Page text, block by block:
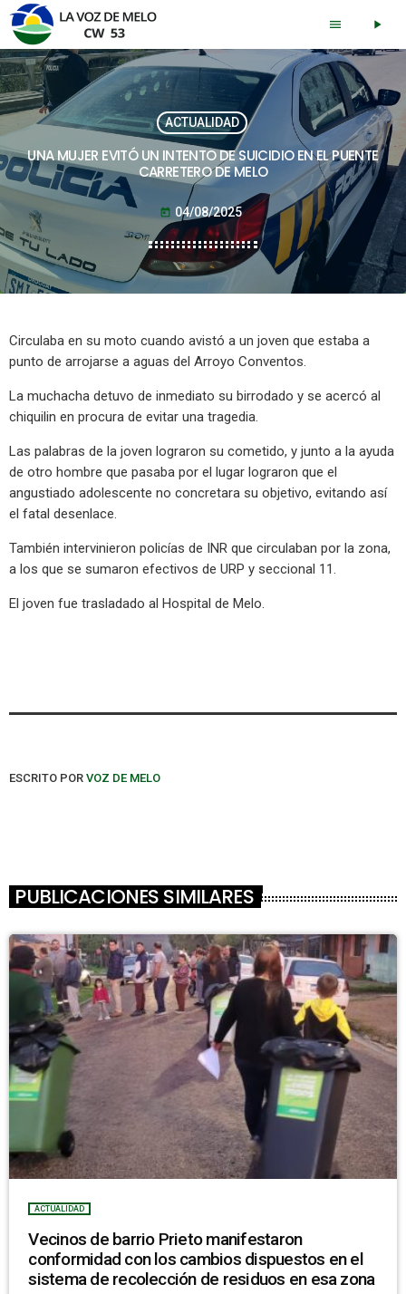
menu play_arrow
ACTUALIDAD
UNA MUJER EVITÓ UN INTENTO DE SUICIDIO EN EL PUENTE
CARRETERO DE MELO
today 04/08/2025
Circulaba en su moto cuando avistó a un joven que estaba a
punto de arrojarse a aguas del Arroyo Conventos.
La muchacha detuvo de inmediato su birrodado y se acercó al
chiquilin en procura de evitar una tragedia.
Las palabras de la joven lograron su cometido, y junto a la ayuda
de otro hombre que pasaba por el lugar lograron que el
angustiado adolescente no concretara su objetivo, evitando así
el fatal desenlace.
También intervinieron policías de INR que circulaban por la zona,
a los que se sumaron efectivos de URP y seccional 11.
El joven fue trasladado al Hospital de Melo.
ESCRITO POR VOZ DE MELO
PUBLICACIONES SIMILARES
ACTUALIDAD
Vecinos de barrio Prieto manifestaron
conformidad con los cambios dispuestos en el
sistema de recolección de residuos en esa zona